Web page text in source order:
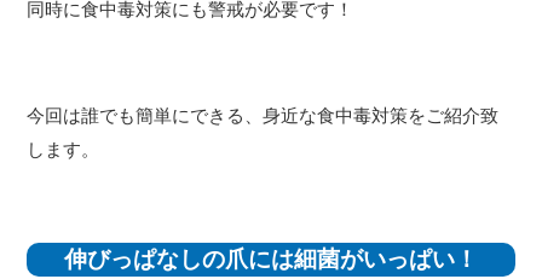
同時に食中毒対策にも警戒が必要です！
今回は誰でも簡単にできる、身近な食中毒対策をご紹介致
します。
伸びっぱなしの爪には細菌がいっぱい！